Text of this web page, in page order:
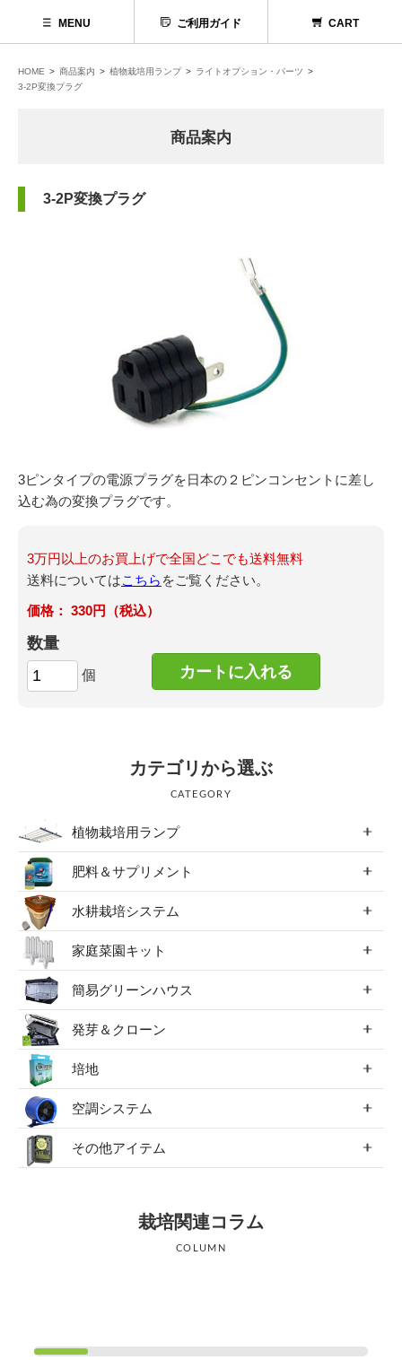
MENU
お問い合わせ
お電話でのお問い合わせ
054-270-4456
ご利用ガイド CART
HOME 商品案内 植物栽培用ランプ
ライトオプション・パーツ
3-2P変換プラグ
商品案内
3-2P変換プラグ
3ピンタイプの電源プラグを日本の２ピンコンセントに差し
込む為の変換プラグです。
3万円以上のお買上げで全国どこでも送料無料
送料についてはこちら をご覧ください。
330円（税込）
数量
個
カテゴリから選ぶ
CATEGORY
植物栽培用ランプ
肥料＆サプリメント
水耕栽培システム
家庭菜園キット
簡易グリーンハウス
発芽＆クローン
培地
空調システム
その他アイテム
栽培関連コラム
COLUMN